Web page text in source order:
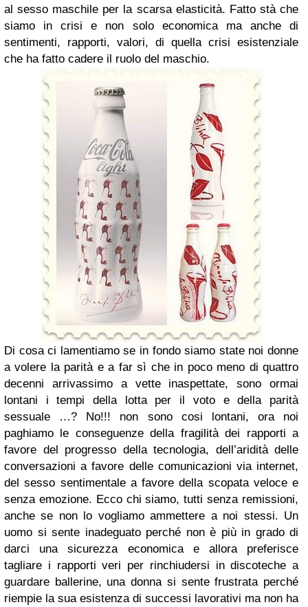
al sesso maschile per la scarsa elasticità. Fatto stà che
siamo in crisi e non solo economica ma anche di
sentimenti, rapporti, valori, di quella crisi esistenziale
che ha fatto cadere il ruolo del maschio.
Di cosa ci lamentiamo se in fondo siamo state noi donne
a volere la parità e a far sì che in poco meno di quattro
decenni arrivassimo a vette inaspettate, sono ormai
lontani i tempi della lotta per il voto e della parità
sessuale …? No!!! non sono cosi lontani, ora noi
paghiamo le conseguenze della fragilità dei rapporti a
favore del progresso della tecnologia, dell’aridità delle
conversazioni a favore delle comunicazioni via internet,
del sesso sentimentale a favore della scopata veloce e
senza emozione. Ecco chi siamo, tutti senza remissioni,
anche se non lo vogliamo ammettere a noi stessi. Un
uomo si sente inadeguato perché non è più in grado di
darci una sicurezza economica e allora preferisce
tagliare i rapporti veri per rinchiudersi in discoteche a
guardare ballerine, una donna si sente frustrata perché
riempie la sua esistenza di successi lavorativi ma non ha